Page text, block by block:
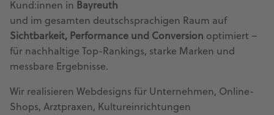
Kund:innen in Bayreuth
und im gesamten deutschsprachigen Raum auf
Sichtbarkeit, Performance und Conversion optimiert –
für nachhaltige Top-Rankings, starke Marken und
messbare Ergebnisse.
Wir realisieren Webdesigns für Unternehmen, Online-
Shops, Arztpraxen, Kultureinrichtungen